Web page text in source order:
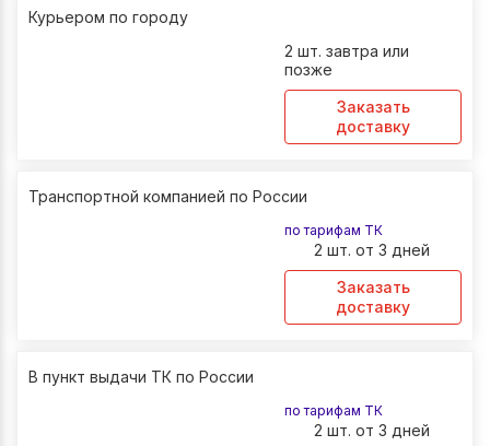
Курьером по городу
2 шт. завтра или
позже
Заказать
доставку
Транспортной компанией по России
по тарифам ТК
2 шт. от 3 дней
Заказать
доставку
В пункт выдачи ТК по России
по тарифам ТК
2 шт. от 3 дней